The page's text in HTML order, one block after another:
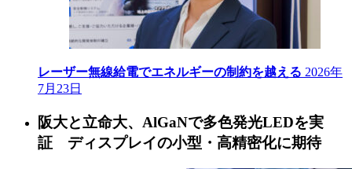
レーザー無線給電でエネルギーの制約を越える 2026年
7月23日
阪大と立命大、AlGaNで多色発光LEDを実
証 ディスプレイの小型・高精密化に期待